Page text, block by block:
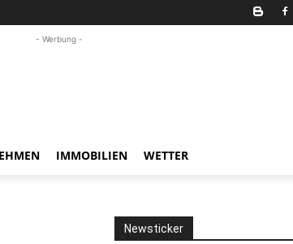
- Werbung -
IMMOBILIEN WETTER
Newsticker